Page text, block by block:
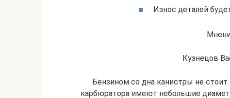
Износ деталей
Кузнецов
Бензином со дна канистры не
карбюратора имеют небольшие